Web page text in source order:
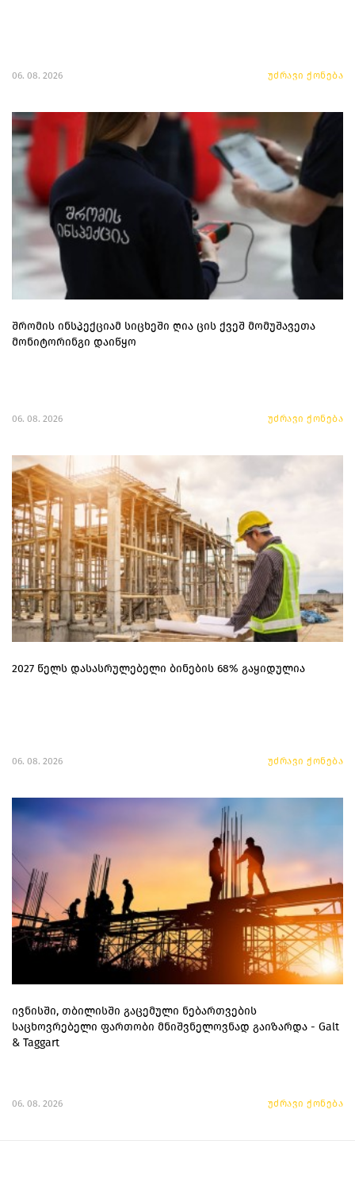
06. 08. 2026 უძრავი ქონება
შრომის ინსპექციამ სიცხეში ღია ცის ქვეშ მომუშავეთა
მონიტორინგი დაიწყო
06. 08. 2026 უძრავი ქონება
2027 წელს დასასრულებელი ბინების 68% გაყიდულია
06. 08. 2026 უძრავი ქონება
ივნისში, თბილისში გაცემული ნებართვების
საცხოვრებელი ფართობი მნიშვნელოვნად გაიზარდა - Galt
& Taggart
06. 08. 2026 უძრავი ქონება